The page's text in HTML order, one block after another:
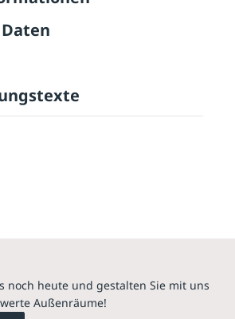
noch heute und gestalten Sie mit uns
Außenräume!